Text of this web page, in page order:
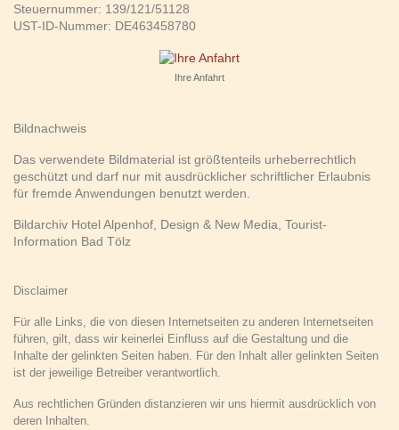
Steuernummer: 139/121/51128
UST-ID-Nummer: DE463458780
Ihre Anfahrt
Bildnachweis
Das verwendete Bildmaterial ist größtenteils urheberrechtlich
geschützt und darf nur mit ausdrücklicher schriftlicher Erlaubnis
für fremde Anwendungen benutzt werden.
Bildarchiv Hotel Alpenhof, Design & New Media, Tourist-
Information Bad Tölz
Disclaimer
Für alle Links, die von diesen Internetseiten zu anderen Internetseiten
führen, gilt, dass wir keinerlei Einfluss auf die Gestaltung und die
Inhalte der gelinkten Seiten haben. Für den Inhalt aller gelinkten Seiten
ist der jeweilige Betreiber verantwortlich.
Aus rechtlichen Gründen distanzieren wir uns hiermit ausdrücklich von
deren Inhalten.